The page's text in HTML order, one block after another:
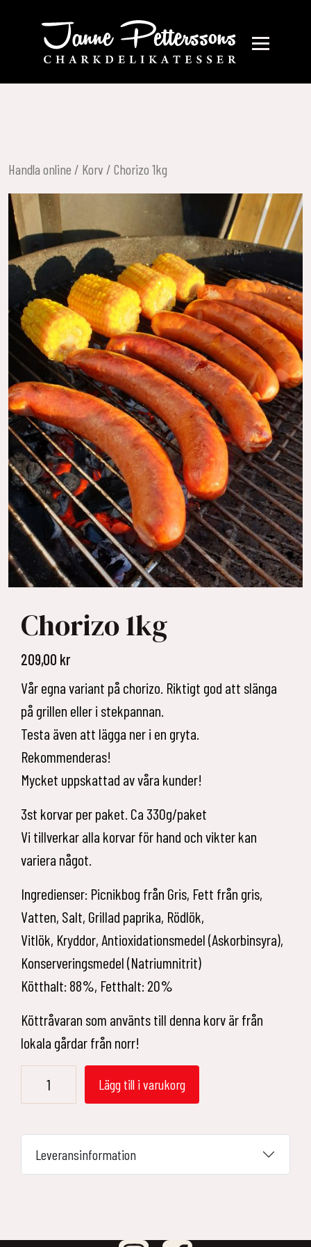
Handla online / Korv / Chorizo 1kg
Chorizo 1kg
209,00 kr
Vår egna variant på chorizo. Riktigt god att slänga
på grillen eller i stekpannan.
Testa även att lägga ner i en gryta.
Rekommenderas!
Mycket uppskattad av våra kunder!
3st korvar per paket. Ca 330g/paket
Vi tillverkar alla korvar för hand och vikter kan
variera något.
Ingredienser: Picnikbog från Gris, Fett från gris,
Vatten, Salt, Grillad paprika, Rödlök,
Vitlök, Kryddor, Antioxidationsmedel (Askorbinsyra),
Konserveringsmedel (Natriumnitrit)
Kötthalt: 88%, Fetthalt: 20%
Köttråvaran som använts till denna korv är från
lokala gårdar från norr!
Chorizo
1kg
Lägg till i varukorg
Leveransinformation